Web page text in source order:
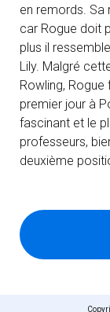
en remords. Sa
car Rogue doit
plus il
Lily. Malgré
Rowling,
premier jour à
fascinant et le
professeurs,
deuxième